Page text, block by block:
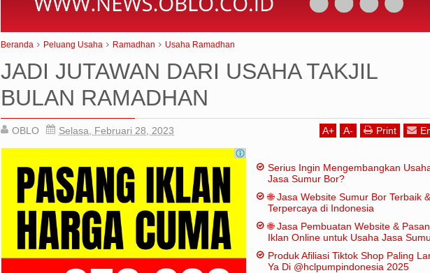
Beranda Peluang Usaha Ramadhan Usaha Ramadhan
JADI JUTAWAN DARI USAHA TAKJIL
BULAN RAMADHAN
OBLO Selasa, Februari 28, 2023 A+ A- Print
Serius Ingin Mengembangkan
Jasa Sumur Bor?
🌐 Jasa Website Sumur Bor Terbaik &
Terpercaya di Indonesia
🌐 Jasa Pembuatan Website &
Iklan Online untuk Usaha Jasa
Produk Afiliasi Tiktok Shop Paling
Ya Di @hclpumpindonesia 2025